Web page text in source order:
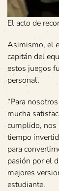
El acto de
Asimismo, el
capitán del
estos juegos
personal.
“Para
mucha
cumplido, nos
tiempo
para
pasión por el
mejores
estudiante.